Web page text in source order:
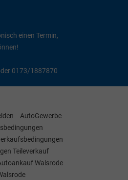
einen Termin,
0173/1887870
AutoGewerbe
Teileverkauf
Walsrode